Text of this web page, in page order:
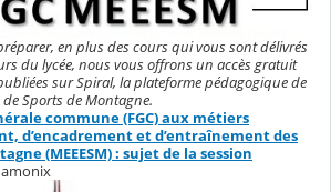
en plus des cours qui vous sont délivrés
du lycée, nous vous offrons un accès gratuit
sur Spiral, la plateforme pédagogique de
Sports de Montagne.
commune (FGC) aux métiers
d’encadrement et d’entraînement des
(MEEESM) : sujet de la session